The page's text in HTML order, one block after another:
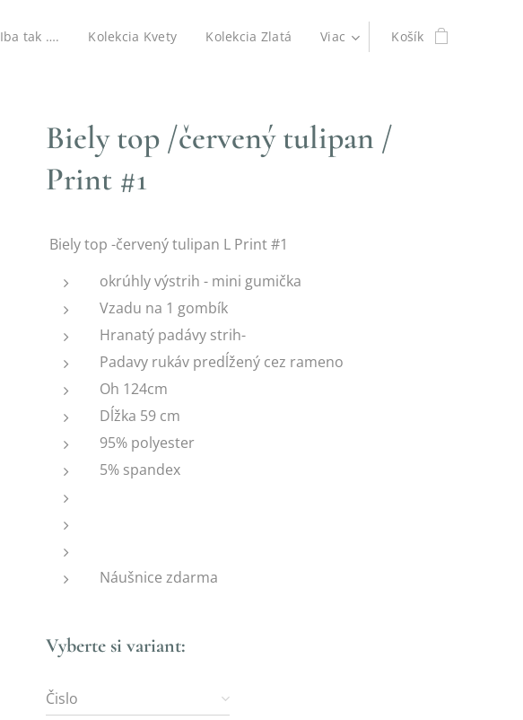
Iba tak …. Kolekcia Kvety Kolekcia Zlatá Viac Košík
Biely top /červený tulipan /
Print #1
Biely top -červený tulipan L Print #1
okrúhly výstrih - mini gumička
Vzadu na 1 gombík
Hranatý padávy strih-
Padavy rukáv predĺžený cez rameno
Oh 124cm
Dĺžka 59 cm
95% polyester
5% spandex
Náušnice zdarma
Vyberte si variant:
Čislo